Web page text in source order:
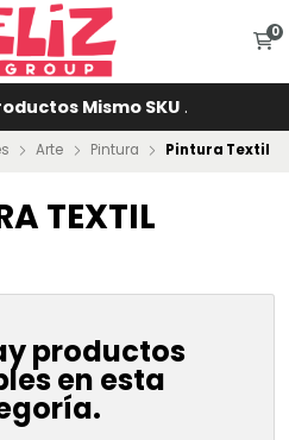
0
Mismo SKU.
Arte Pintura Pintura Textil
TEXTIL
productos
en esta